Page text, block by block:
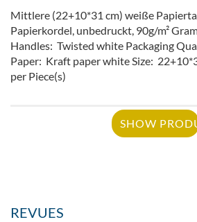
Mittlere (22+10*31 cm) weiße
Papierkordel, unbedruckt, 90g/m²
Handles: Twisted white Packaging
Paper: Kraft paper white Size:
per Piece(s)
SHOW
REVUES